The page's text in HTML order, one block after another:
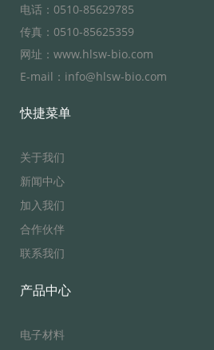
电话：0510-85629785
传真：0510-85625359
网址：www.hlsw-bio.com
E-mail：info@hlsw-bio.com
快捷菜单
关于我们
新闻中心
加入我们
合作伙伴
联系我们
产品中心
电子材料